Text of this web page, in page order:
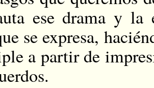
ese drama y la
se expresa,
a partir de